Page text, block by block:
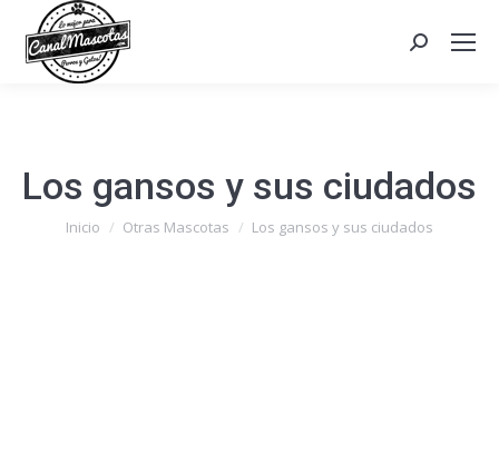
Search:
Los gansos y sus ciudados
Estás aquí:
Inicio Otras Mascotas Los gansos y sus ciudados